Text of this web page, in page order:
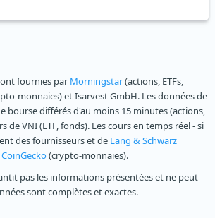
fournies par Morningstar(actions, ETFs,
monnaies) et Isarvest GmbH. Les données de
bourse différés d'au moins 15 minutes (actions,
de VNI (ETF, fonds). Les cours en temps réel - si
des fournisseurs et de Lang & Schwarz
CoinGecko(crypto-monnaies).
pas les informations présentées et ne peut
sont complètes et exactes.